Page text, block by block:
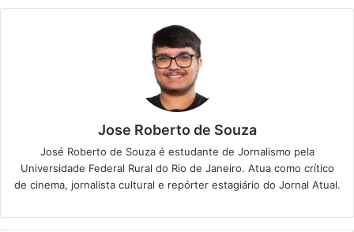
Jose Roberto de Souza
José Roberto de Souza é estudante de Jornalismo pela
Universidade Federal Rural do Rio de Janeiro. Atua como crítico
de cinema, jornalista cultural e repórter estagiário do Jornal Atual.